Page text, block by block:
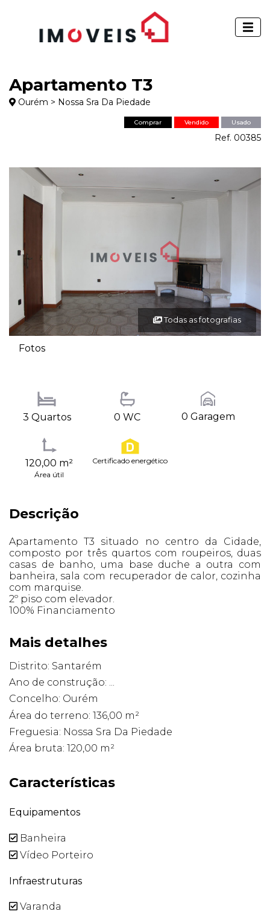
Apartamento T3
Ourém > Nossa Sra Da Piedade
Comprar Vendido Usado
Ref. 00385
Todas as fotografias
Fotos
3 Quartos 0 WC 0 Garagem
120,00 m²
Área útil
Certificado energético
Descrição
Apartamento T3 situado no centro da Cidade,
composto por três quartos com roupeiros, duas
casas de banho, uma base duche a outra com
banheira, sala com recuperador de calor, cozinha
com marquise.
2º piso com elevador.
100% Financiamento
Mais detalhes
Distrito: Santarém
Ano de construção: ...
Concelho: Ourém
Área do terreno: 136,00 m²
Freguesia: Nossa Sra Da Piedade
Área bruta: 120,00 m²
Características
Equipamentos
Banheira
Vídeo Porteiro
Infraestruturas
Varanda